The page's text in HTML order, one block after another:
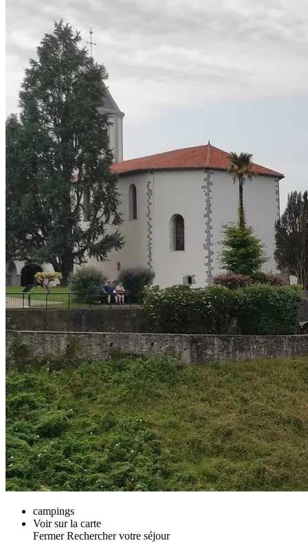
campings
Voir sur la carte
Fermer Rechercher votre séjour